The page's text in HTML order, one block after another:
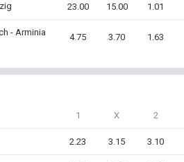
23.00 15.00 1.01
- Arminia
4.75 3.70 1.63
1 X 2
2.23 3.15 3.10